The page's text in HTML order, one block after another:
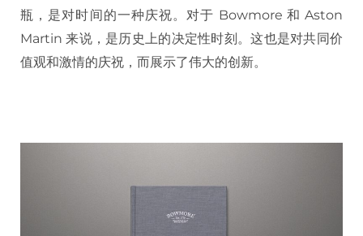
瓶，是对时间的一种庆祝。对于 Bowmore 和 Aston
Martin 来说，是历史上的决定性时刻。这也是对共同价
值观和激情的庆祝，而展示了伟大的创新。